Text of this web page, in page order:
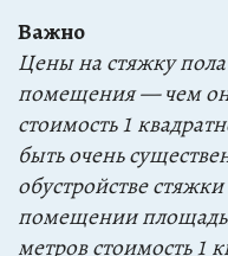
Важно
Цены на стяжку
помещения — чем
стоимость 1
быть очень
обустройстве
помещении
метров стоимость 1